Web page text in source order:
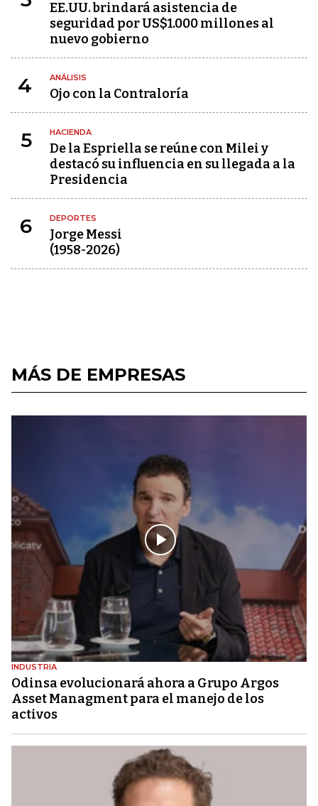
EE.UU. brindará asistencia de
seguridad por US$1.000 millones al
nuevo gobierno
4 ANÁLISIS
Ojo con la Contraloría
5 HACIENDA
De la Espriella se reúne con Milei y
destacó su influencia en su llegada a la
Presidencia
6 DEPORTES
Jorge Messi
(1958-2026)
MÁS DE EMPRESAS
INDUSTRIA
Odinsa evolucionará ahora a Grupo Argos
Asset Managment para el manejo de los
activos